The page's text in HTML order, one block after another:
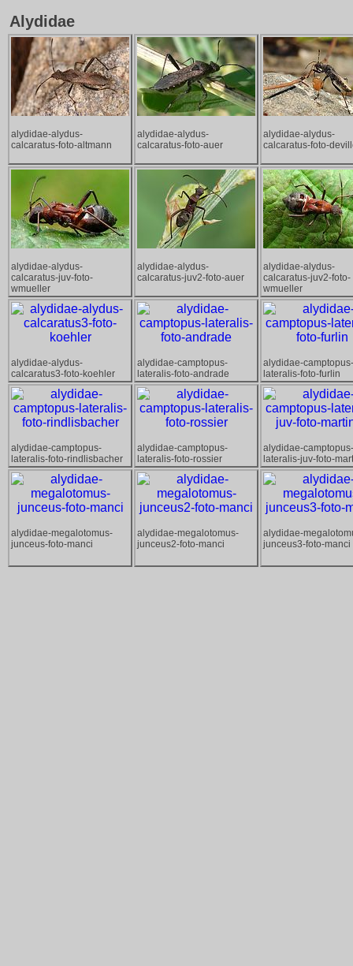
Alydidae
alydidae-alydus-
calcaratus-foto-altmann
alydidae-alydus-
calcaratus-foto-auer
alydidae-alydus-
calcaratus-foto-
alydidae-alydus-
calcaratus-juv-foto-
wmueller
alydidae-alydus-
calcaratus-juv2-foto-auer
alydidae-alydus-
calcaratus-juv2-foto-
wmueller
alydidae-alydus-
calcaratus3-foto-koehler
alydidae-camptopus-
lateralis-foto-andrade
alydidae-camptopus-
lateralis-foto-furlin
alydidae-camptopus-
lateralis-foto-rindlisbacher
alydidae-camptopus-
lateralis-foto-rossier
alydidae-camptopus-
lateralis-juv-foto-
alydidae-megalotomus-
junceus-foto-manci
alydidae-megalotomus-
junceus2-foto-manci
alydidae-
junceus3-foto-manci